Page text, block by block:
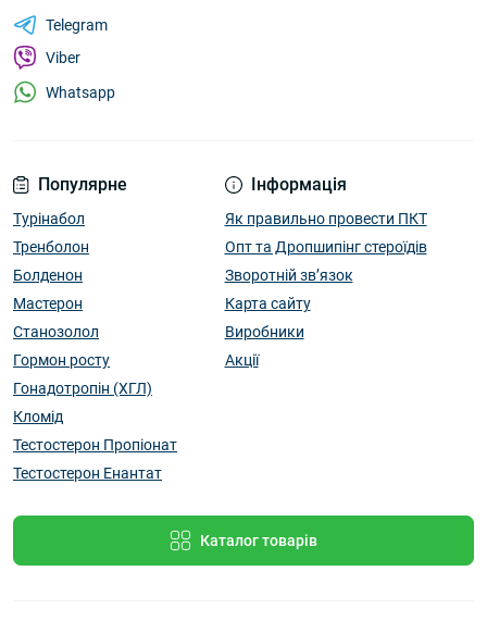
Популярне
Турінабол
Тренболон
Болденон
Мастерон
Станозолол
Гормон росту
Гонадотропін (ХГЛ)
Кломід
Тестостерон Пропіонат
Тестостерон Енантат
Інформація
Як правильно провести ПКТ
Опт та Дропшипінг стероїдів
Зворотній зв’язок
Карта сайту
Виробники
Акції
Каталог товарів
Telegram
Viber
Whatsapp